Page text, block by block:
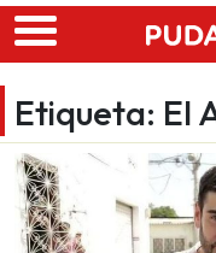
Skip to main content
Etiqueta: El